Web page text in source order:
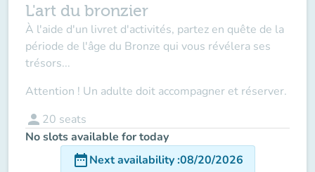
L'art du bronzier
À l'aide d'un livret d'activités, partez en quête de la
période de l'âge du Bronze qui vous révélera ses
trésors...
Attention ! Un adulte doit accompagner et réserver.
person 20 seats
No slots available for today
date_rangeNext availability:08/20/2026